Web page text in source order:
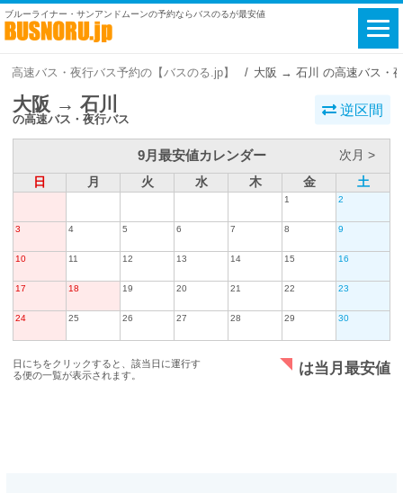
ブルーライナー・サンアンドムーンの予約ならバスのるが最安値
高速バス・夜行バス予約の【バスのる.jp】 大阪 → 石川 の高速バス・
大阪 → 石川
の高速バス・夜行バス
逆区間
9月最安値カレンダー
次月 >
日
月 火 水 木 金 土
1 2
3 4 5 6 7 8 9
10 11 12 13 14 15 16
17 18 19 20 21 22 23
24 25 26 27 28 29 30
日にちをクリックすると、該当日に運行す
る便の一覧が表示されます。
は当月最安値